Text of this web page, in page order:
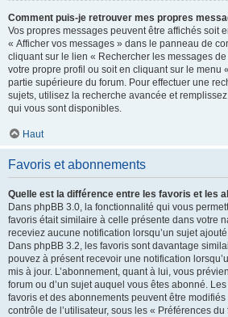
Comment puis-je retrouver mes propres
Vos propres messages peuvent être affichés soit
« Afficher vos messages » dans le panneau de
cliquant sur le lien « Rechercher les messages
votre propre profil ou soit en cliquant sur le menu
partie supérieure du forum. Pour effectuer une
sujets, utilisez la recherche avancée et
qui vous sont disponibles.
Haut
Favoris et abonnements
Quelle est la différence entre les favoris et les
Dans phpBB 3.0, la fonctionnalité qui vous
favoris était similaire à celle présente dans votre
receviez aucune notification lorsqu’un sujet
Dans phpBB 3.2, les favoris sont davantage
pouvez à présent recevoir une notification
mis à jour. L’abonnement, quant à lui, vous
forum ou d’un sujet auquel vous êtes abonné.
favoris et des abonnements peuvent être
contrôle de l’utilisateur, sous les « Préférences du